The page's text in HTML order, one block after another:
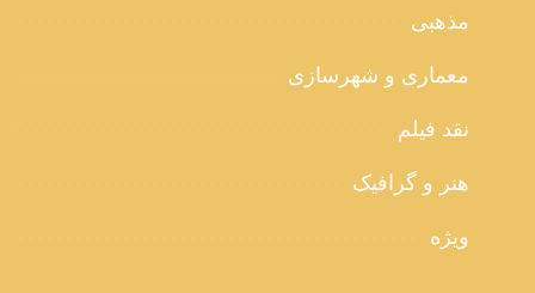
مذهبی
معماری و شهرسازی
نقد فیلم
هنر و گرافیک
ویژه